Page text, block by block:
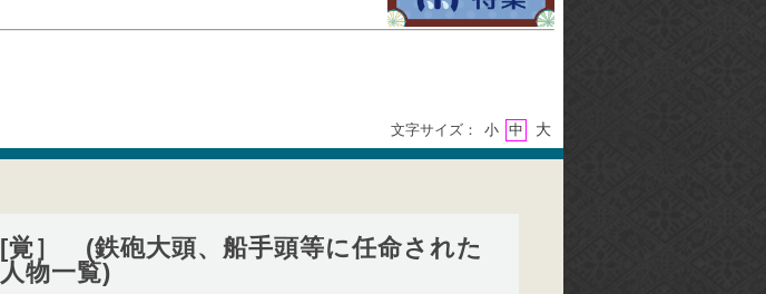
文字サイズ： 小 中 大
[覚］ (鉄砲大頭、船手頭等に任命された
人物一覧)